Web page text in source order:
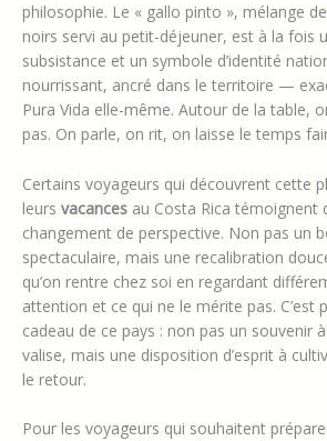
philosophie. Le « gallo pinto », mélange
noirs servi au petit-déjeuner, est à la fois
subsistance et un symbole d’identité
nourrissant, ancré dans le territoire —
Pura Vida elle-même. Autour de la table,
pas. On parle, on rit, on laisse le temps
Certains voyageurs qui découvrent cette
leurs vacances au Costa Rica témoignent
changement de perspective. Non pas un
spectaculaire, mais une recalibration
qu’on rentre chez soi en regardant
attention et ce qui ne le mérite pas. C’est
cadeau de ce pays : non pas un souvenir
valise, mais une disposition d’esprit à
le retour.
Pour les voyageurs qui souhaitent